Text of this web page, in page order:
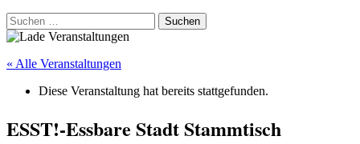
Suchen
nach:
« Alle Veranstaltungen
Diese Veranstaltung hat bereits stattgefunden.
ESST!-Essbare Stadt Stammtisch